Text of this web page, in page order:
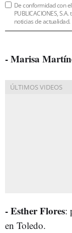
De conformidad con el
PUBLICACIONES,
noticias de actualidad.
- Marisa
- Esther Flores:
en Toledo.